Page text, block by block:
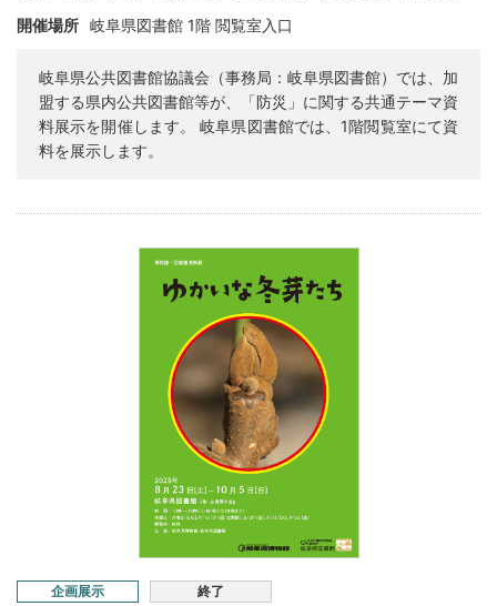
開催場所 岐阜県図書館 1階 閲覧室入口
岐阜県公共図書館協議会（事務局：岐阜県図書館）では、加
盟する県内公共図書館等が、「防災」に関する共通テーマ資
料展示を開催します。 岐阜県図書館では、1階閲覧室にて資
料を展示します。
企画展示 終了